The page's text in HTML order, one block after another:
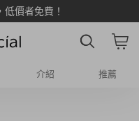
價者免費！
介紹 推薦